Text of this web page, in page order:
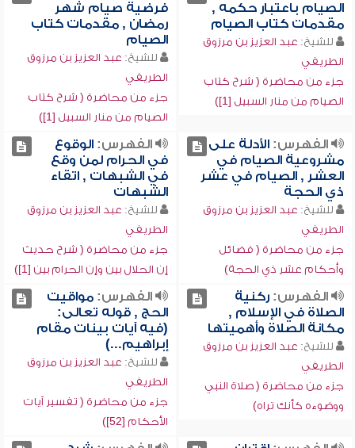
الصيام باعتبار حكمه ,
مقدمات كتاب الصيام
للشيخ: عبد العزيز بن مرزوق
الطريفي
جزء من محاضرة ( شرح كتاب
الصيام من منار السبيل [1])
فرضية صيام شهر
رمضان , مقدمات كتاب
الصيام
للشيخ: عبد العزيز بن مرزوق
الطريفي
جزء من محاضرة ( شرح كتاب
الصيام من منار السبيل [1])
الفهرس:الأدلة على
مشروعية الصيام في
العشر , الصيام في عشر
ذي الحجة
للشيخ: عبد العزيز بن مرزوق
الطريفي
جزء من محاضرة ( فضائل
وأحكام عشر ذي الحجة)
الفهرس:الوقوع
في الحرام لمن وقع
في الشبهات , اتقاء
الشبهات
للشيخ: عبد العزيز بن مرزوق
الطريفي
جزء من محاضرة ( شرح حديث
إن الحلال بين وإن الحرام بين [1])
الفهرس:ركنية
الصلاة في الإسلام ,
مكانة الصلاة وأهميتها
للشيخ: عبد العزيز بن مرزوق
الطريفي
جزء من محاضرة ( صلاة النبي
ووضوءه كأنك تراه)
الفهرس:مواقيت
الحج , قوله تعالى:
(فيه آيات بينات مقام
إبراهيم...)
للشيخ: عبد العزيز بن مرزوق
الطريفي
جزء من محاضرة ( تفسير آيات
الأحكام [52])